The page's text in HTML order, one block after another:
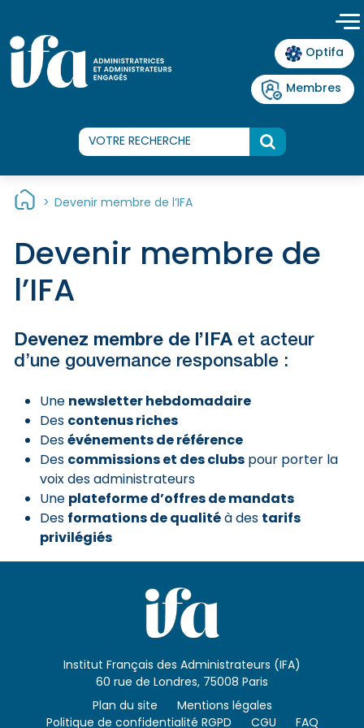
Optifa
Membres
> Devenir membre de l’IFA
Devenir membre de
l’IFA
Devenez membre de l’IFA et acteur
d’une gouvernance responsable :
Unenewsletter hebdomadaire
Descontenus riches
Desévénements de référence
Descommissions et des clubspour porter la
voix des administrateurs
Uneplateforme d’offres de mandats
Desformations de qualitéà destarifs
privilégiés
Institut Français des Administrateurs (IFA)
60 rue de Londres, 75008 Paris
Plan du site
Mentions légales
Politique de confidentialité RGPD
CGU FAQ